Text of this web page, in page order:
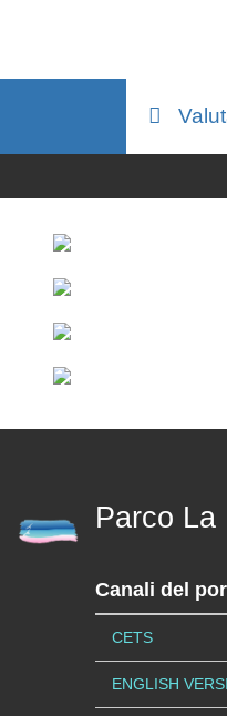
Parco La
Canali del
CETS
ENGLISH